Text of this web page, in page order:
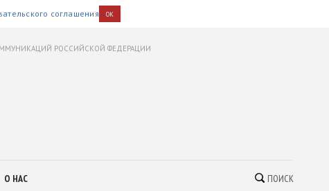
соглашения OK
РОССИЙСКОЙ ФЕДЕРАЦИИ
О НАС ПОИСК